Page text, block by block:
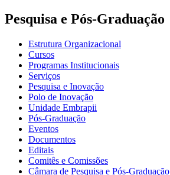
Pesquisa e Pós-Graduação
Estrutura Organizacional
Cursos
Programas Institucionais
Serviços
Pesquisa e Inovação
Polo de Inovação
Unidade Embrapii
Pós-Graduação
Eventos
Documentos
Editais
Comitês e Comissões
Câmara de Pesquisa e Pós-Graduação